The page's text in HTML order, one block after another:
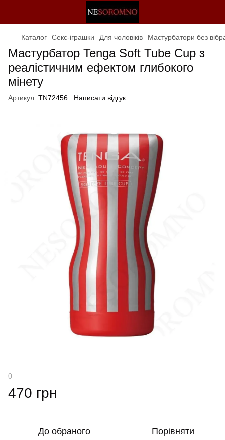
Каталог Секс-іграшки Для чоловіків Мастурбатори без
Мастурбатор Tenga Soft Tube Cup з
реалістичним ефектом глибокого
мінету
Артикул: TN72456 Написати відгук
0
470 грн
До обраного Порівняти